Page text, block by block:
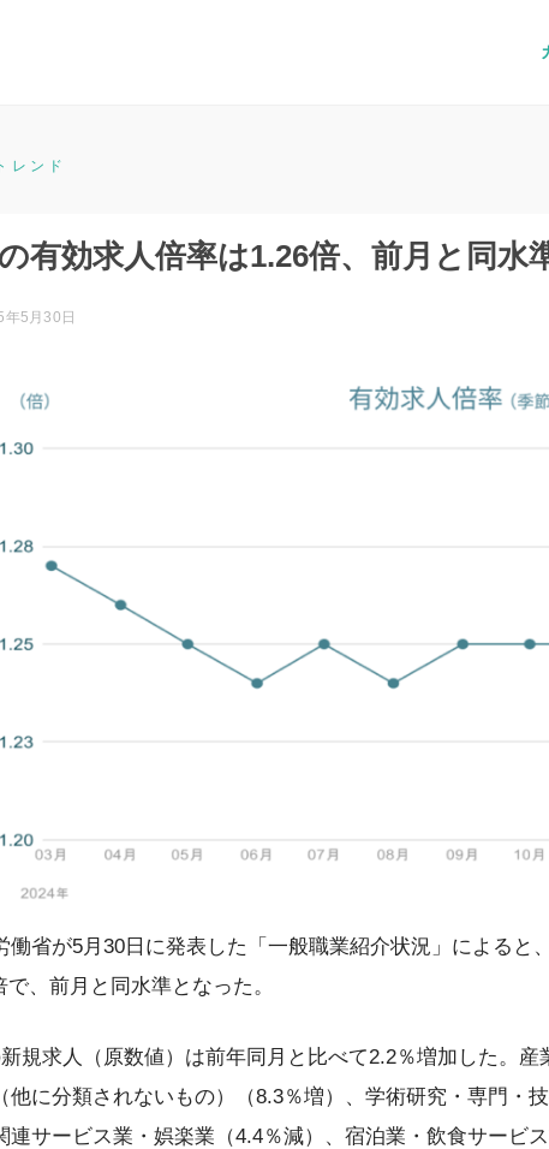
先を照らすメディア
レンド
有効求人倍率は1.26倍、前月と同水
年5月30日
働省が5月30日に発表した「一般職業紹介状況」によると
で、前月と同水準となった。
規求人（原数値）は前年同月と比べて2.2％増加した。
他に分類されないもの）（8.3％増）、学術研究・専門・
連サービス業・娯楽業（4.4％減）、宿泊業・飲食サービ